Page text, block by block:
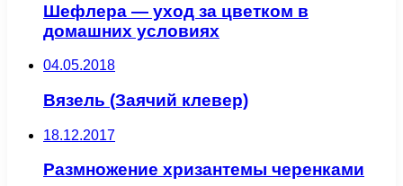
Шефлера — уход за цветком в
домашних условиях
04.05.2018
Вязель (Заячий клевер)
18.12.2017
Размножение хризантемы черенками